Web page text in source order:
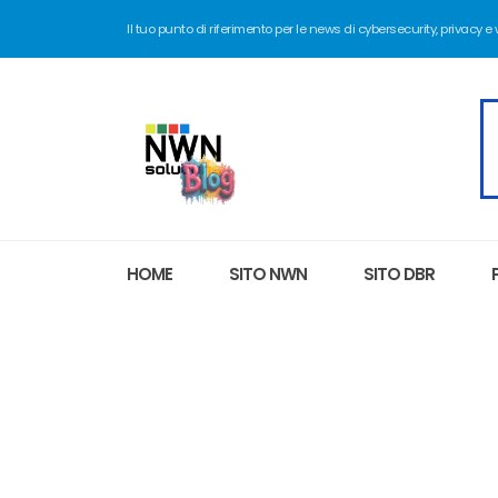
Il tuo punto di riferimento per le news di cybersecurity, privacy e
HOME SITO NWN SITO DBR